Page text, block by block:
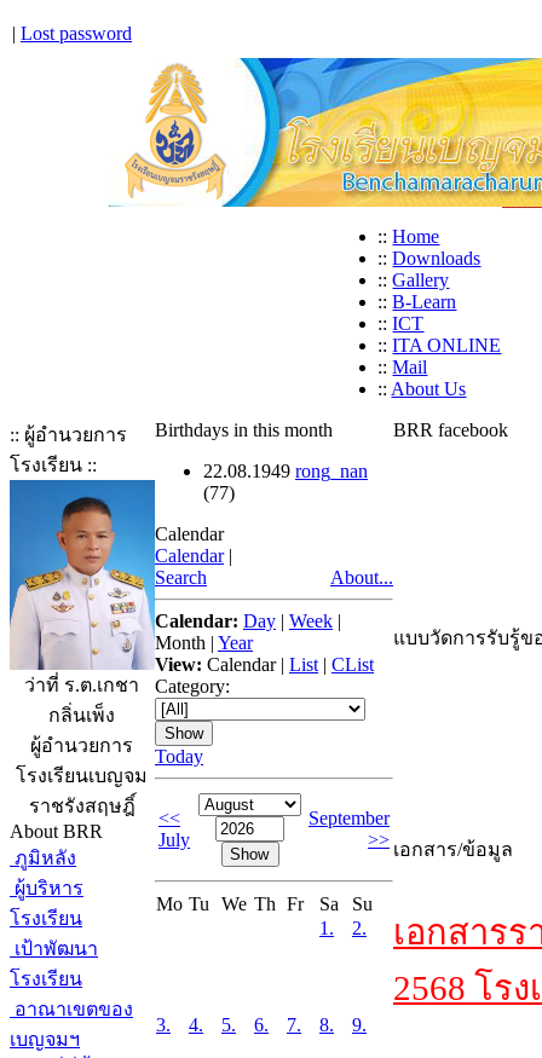
| Lost password
:: Home
:: Downloads
:: Gallery
:: B-Learn
:: ICT
:: ITA ONLINE
:: Mail
:: About Us
:: ผู้อำนวยการ
โรงเรียน ::
ว่าที่ ร.ต.เกชา
กลิ่นเพ็ง
ผู้อำนวยการ
โรงเรียนเบญจม
ราชรังสฤษฎิ์
About BRR
ภูมิหลัง
ผู้บริหาร
โรงเรียน
เป้าพัฒนา
โรงเรียน
อาณาเขตของ
เบญจมฯ
Birthdays in this month
22.08.1949 rong_nan
(77)
Calendar
Calendar |
Search
About...
Calendar: Day | Week |
Month | Year
View: Calendar| List | CList
Category:
Today
<<
July
September
>>
Mo Tu We Th Fr Sa
Su
1.
2.
3. 4. 5. 6. 7. 8. 9.
BRR facebook
แบบวัดการรับรู้ข
เอกสาร/ข้อมูล
เอกสาร
2568 โร